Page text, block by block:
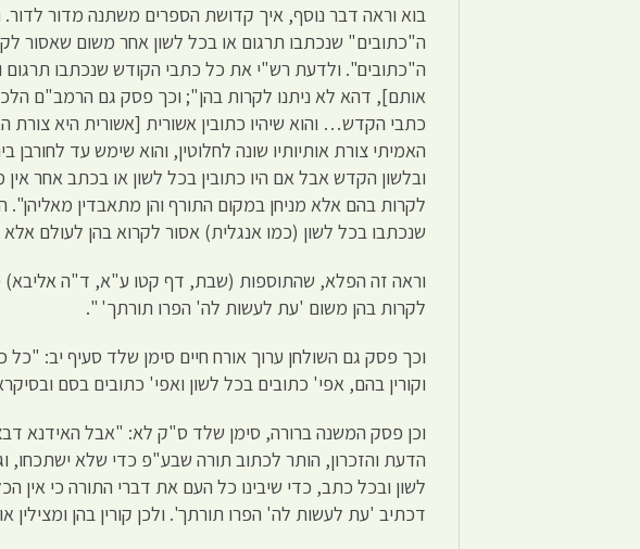
בוא וראה דבר נוסף, איך קדושת הספרים משתנה מדור
ה"כתובים" שנכתבו תרגום או בכל לשון אחר משום שאסור
ה"כתובים". ולדעת רש"י את כל כתבי הקודש שנכתבו תרגום
אותם], דהא לא ניתנו לקרות בהן"; וכך פסק גם הרמב"ם
כתבי הקדש… והוא שיהיו כתובין אשורית [אשורית היא צורת
האמיתי צורת אותיותיו שונה לחלוטין, והוא שימש עד
ובלשון הקדש אבל אם היו כתובין בכל לשון או בכתב אחר אין
לקרות בהם אלא מניחן במקום התורף והן מתאבדין
שנכתבו בכל לשון (כמו אנגלית) אסור לקרוא בהן לעולם אלא
וראה זה הפלא, שהתוספות (שבת, דף קטו ע"א, ד"ה אליבא)
לקרות בהן משום 'עת לעשות לה' הפרו תורתך' ".
וכך פסק גם השולחן ערוך אורח חיים סימן שלד סעיף יב:
וקורין בהם, אפי' כתובים בכל לשון ואפי' כתובים בסם
וכן פסק המשנה ברורה, סימן שלד ס"ק לא: "אבל האידנא
הדעת והזכרון, הותר לכתוב תורה שבע"פ כדי שלא ישתכחו,
לשון ובכל כתב, כדי שיבינו כל העם את דברי התורה כי אין
דכתיב 'עת לעשות לה' הפרו תורתך'. ולכן קורין בהן ומצילין